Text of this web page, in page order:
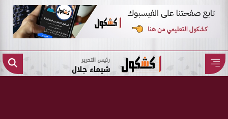
رئيس التحرير
شيماء جلال